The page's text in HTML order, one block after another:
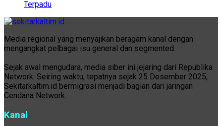
Terpadu
Media regional yang menyajikan beragam kanal dengan
mengangkat pelbagai isu general dan segmented.
Sejak awal mengudara, media siber ini jejaring dari Republika
Network. Seiring waktu, tepatnya sejak 25 Desember 2025,
Sekitarkaltim.id bermigrasi menjadi bagian dari jaringan
Cendana Network.
Kanal